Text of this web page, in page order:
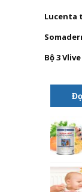
Lucenta
Bộ 3